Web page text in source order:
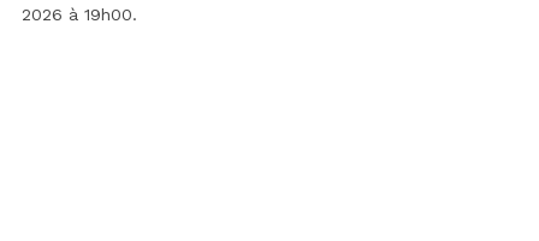
2026 à 19h00.